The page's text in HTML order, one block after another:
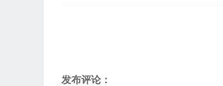
发布评论：